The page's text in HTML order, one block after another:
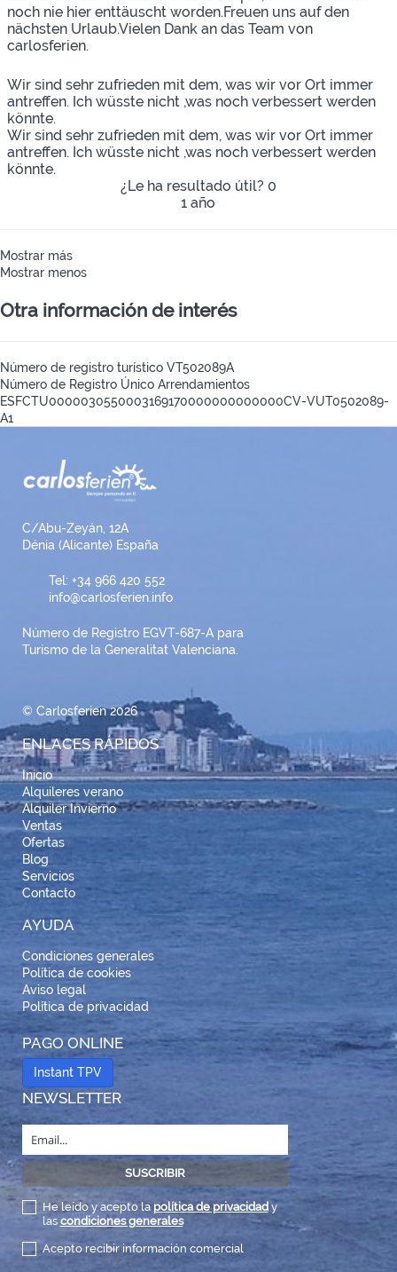
noch nie hier enttäuscht worden.Freuen uns auf den
nächsten Urlaub.Vielen Dank an das Team von
carlosferien.
Wir sind sehr zufrieden mit dem, was wir vor Ort immer
antreffen. Ich wüsste nicht ,was noch verbessert werden
könnte.
Wir sind sehr zufrieden mit dem, was wir vor Ort immer
antreffen. Ich wüsste nicht ,was noch verbessert werden
könnte.
¿Le ha resultado útil? 0
1 año
Mostrar más
Mostrar menos
Otra información de interés
Número de registro turístico VT502089A
Número de Registro Único Arrendamientos
ESFCTU0000030550003169170000000000000CV-VUT0502089-
A1
C/Abu-Zeyán, 12A
Dénia (Alicante) España
Tel: +34 966 420 552
info@carlosferien.info
Número de Registro EGVT-687-A para
Turismo de la Generalitat Valenciana.
© Carlosferien 2026
ENLACES RÁPIDOS
Inicio
Alquileres verano
Alquiler Invierno
Ventas
Ofertas
Blog
Servicios
Contacto
AYUDA
Condiciones generales
Política de cookies
Aviso legal
Política de privacidad
PAGO ONLINE
Instant TPV
NEWSLETTER
He leído y acepto la política de privacidady
las condiciones generales
Acepto recibir información comercial